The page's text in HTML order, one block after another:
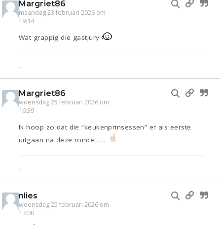
Margriet86
maandag 23 februari 2026 om
19:14
Wat grappig die gastjury
.
Margriet86
woensdag 25 februari 2026 om
16:39
Ik hoop zo dat die “keukenprinsessen” er als eerste
uitgaan na deze ronde……
.
nlies
woensdag 25 februari 2026 om
17:00